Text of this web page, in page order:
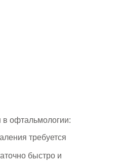
в офтальмологии:
требуется
быстро и